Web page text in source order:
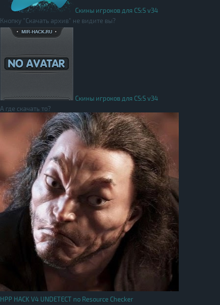
Скины игроков для CS:S v34
Кнопку "Скачать архив" не видите вы?
Скины игроков для CS:S v34
А где скачать то?
HPP HACK V4 UNDETECT no Resource Checker